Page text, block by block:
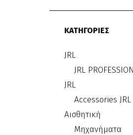
ΚΑΤΗΓΟΡΙΕΣ
JRL
JRL
JRL
Accessories JRL
Αισθητική
Μηχανήματα